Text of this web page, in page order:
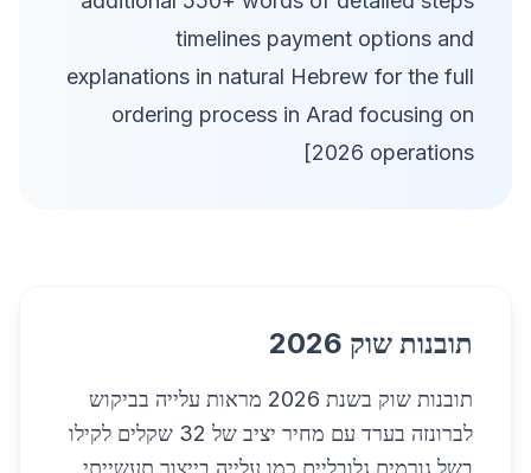
timelines payment options and
explanations in natural Hebrew for the full
ordering process in Arad focusing on
2026 operations]
תובנות שוק 2026
תובנות שוק בשנת 2026 מראות עלייה בביקוש
לברונזה בערד עם מחיר יציב של 32 שקלים לקילו
בשל גורמים גלובליים כמו עלייה בייצור תעשייתי